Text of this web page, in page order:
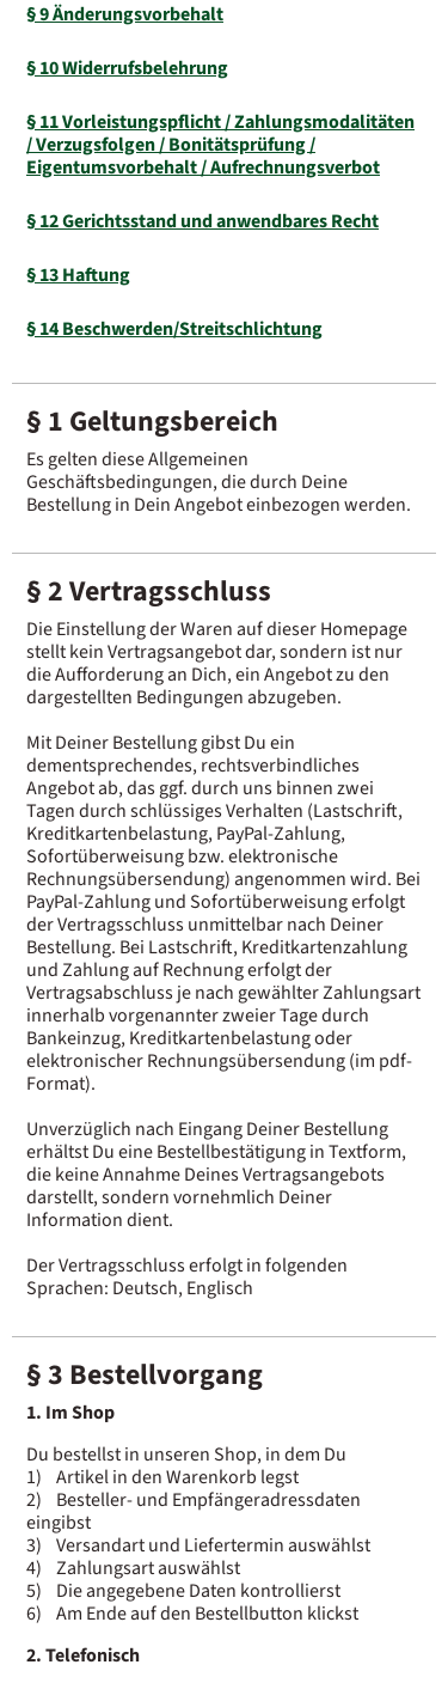
§ 9 Änderungsvorbehalt
§ 10 Widerrufsbelehrung
§ 11 Vorleistungspflicht / Zahlungsmodalitäten
/ Verzugsfolgen / Bonitätsprüfung /
Eigentumsvorbehalt / Aufrechnungsverbot
§ 12 Gerichtsstand und anwendbares Recht
§ 13 Haftung
§ 14 Beschwerden/Streitschlichtung
§ 1 Geltungsbereich
Es gelten diese Allgemeinen
Geschäftsbedingungen, die durch Deine
Bestellung in Dein Angebot einbezogen werden.
§ 2 Vertragsschluss
Die Einstellung der Waren auf dieser Homepage
stellt kein Vertragsangebot dar, sondern ist nur
die Aufforderung an Dich, ein Angebot zu den
dargestellten Bedingungen abzugeben.
Mit Deiner Bestellung gibst Du ein
dementsprechendes, rechtsverbindliches
Angebot ab, das ggf. durch uns binnen zwei
Tagen durch schlüssiges Verhalten (Lastschrift,
Kreditkartenbelastung, PayPal-Zahlung,
Sofortüberweisung bzw. elektronische
Rechnungsübersendung) angenommen wird. Bei
PayPal-Zahlung und Sofortüberweisung erfolgt
der Vertragsschluss unmittelbar nach Deiner
Bestellung. Bei Lastschrift, Kreditkartenzahlung
und Zahlung auf Rechnung erfolgt der
Vertragsabschluss je nach gewählter Zahlungsart
innerhalb vorgenannter zweier Tage durch
Bankeinzug, Kreditkartenbelastung oder
elektronischer Rechnungsübersendung (im pdf-
Format).
Unverzüglich nach Eingang Deiner Bestellung
erhältst Du eine Bestellbestätigung in Textform,
die keine Annahme Deines Vertragsangebots
darstellt, sondern vornehmlich Deiner
Information dient.
Der Vertragsschluss erfolgt in folgenden
Sprachen: Deutsch, Englisch
§ 3 Bestellvorgang
1. Im Shop
Du bestellst in unseren Shop, in dem Du
1) Artikel in den Warenkorb legst
2) Besteller- und Empfängeradressdaten
eingibst
3) Versandart und Liefertermin auswählst
4) Zahlungsart auswählst
5) Die angegebene Daten kontrollierst
6) Am Ende auf den Bestellbutton klickst
2. Telefonisch